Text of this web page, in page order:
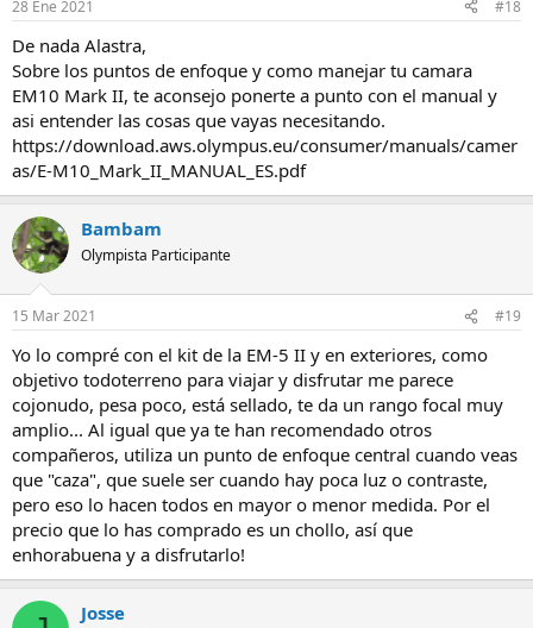
28 Ene 2021 #18
De nada Alastra,
Sobre los puntos de enfoque y como manejar tu camara
EM10 Mark II, te aconsejo ponerte a punto con el manual y
asi entender las cosas que vayas necesitando.
https://download.aws.olympus.eu/consumer/manuals/camer
as/E-M10_Mark_II_MANUAL_ES.pdf
Bambam
Olympista Participante
15 Mar 2021 #19
Yo lo compré con el kit de la EM-5 II y en exteriores, como
objetivo todoterreno para viajar y disfrutar me parece
cojonudo, pesa poco, está sellado, te da un rango focal muy
amplio... Al igual que ya te han recomendado otros
compañeros, utiliza un punto de enfoque central cuando veas
que "caza", que suele ser cuando hay poca luz o contraste,
pero eso lo hacen todos en mayor o menor medida. Por el
precio que lo has comprado es un chollo, así que
enhorabuena y a disfrutarlo!
Josse